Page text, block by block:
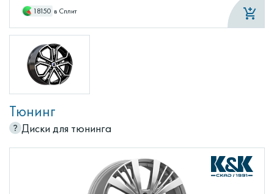
18150 в Сплит
Тюнинг
Диски для тюнинга